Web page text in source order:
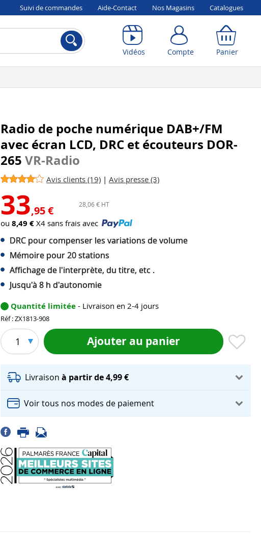
Suivi de commandes Aide-Contact Nos Magasins Catalogues
Vidéos Compte Panier
Radio de poche numérique DAB+/FM
avec écran LCD, DRC et écouteurs DOR-
265 VR-Radio
Avis clients (19) |Avis presse (3)
33,95 € 28,06 € HT
ou 8,49 € X4 sans frais avec
DRC pour compenser les variations de volume
Mémoire pour 20 stations
Affichage de l'interprète, du titre, etc .
Jusqu'à 8 h d'autonomie
Quantité limitée - Livraison en 2-4 jours
Réf : ZX1813-908
1 Ajouter au panier
Livraisonà partir de 4,99 €
Voir tous nos modes de paiement
Compte Panier